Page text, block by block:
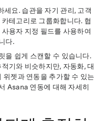
세요. 습관을 자기 관리, 고객
테고리로 그룹화합니다. 협
용자 지정 필드를 사용하여
다.
을 쉽게 스캔할 수 있습니다.
기와 비슷하지만, 자동화, 대
위젯과 연동을 추가할 수 있는
Asana 연동에 대해 자세히